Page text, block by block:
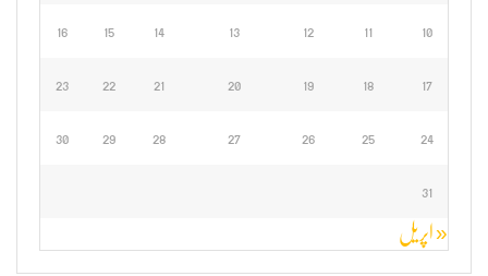
10
11
12
13
14
15
16
17
18
19
20
21
22
23
24
25
26
27
28
29
30
31
« اپریل